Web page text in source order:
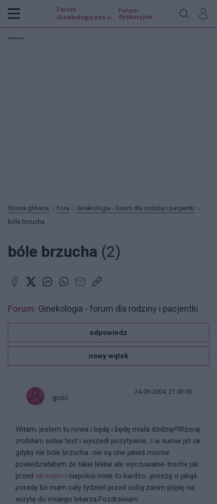
Forum
Ginekologiczne .pl
Forum
dyskusyjne
Reklama:
Strona główna Fora
Ginekologia - forum dla rodziny i pacjentki
bóle brzucha
bóle brzucha (2)
Forum: Ginekologia - forum dla rodziny i pacjentki
odpowiedz
nowy wątek
gość
24-09-2004, 21:43:00
Witam, jestem tu nowa i będę i będę miała dzidzię!!Wzoraj
zrobiłam sobie test i wyszedł pozytywnie...i w sumie jst ok
gdyby nie bóle brzucha...nie są one jakieś mocne
powiedziałabym że takie lekkie ale wyczuwalne-troche jak
przed okresem i niepokoi mnie to bardzo...proszę o jakąś
poradę bo mam cały tydzień przed sobą zanim pójdę na
wizytę do mojego lekarza.Pozdrawiam